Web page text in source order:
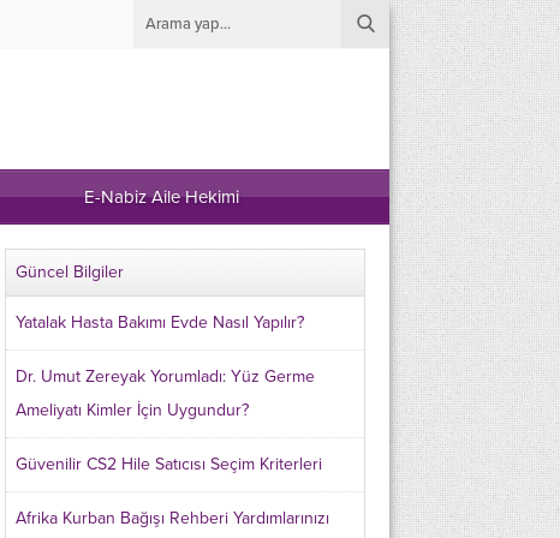
E-Nabiz Aile Hekimi
Güncel Bilgiler
Yatalak Hasta Bakımı Evde Nasıl Yapılır?
Dr. Umut Zereyak Yorumladı: Yüz Germe
Ameliyatı Kimler İçin Uygundur?
Güvenilir CS2 Hile Satıcısı Seçim Kriterleri
Afrika Kurban Bağışı Rehberi Yardımlarınızı